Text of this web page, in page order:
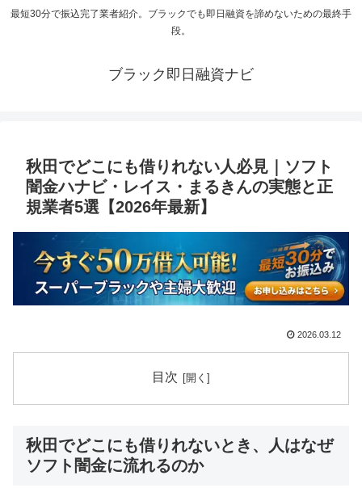
最短30分で振込完了業者紹介。ブラックでも即日融資を諦めないための最終手
段。
ブラック即日融資ナビ
秋田でどこにも借りれない人必見｜ソフト
闇金ハナビ・レイス・まるきんの実態と正
規業者5選【2026年最新】
2026.03.12
目次
秋田でどこにも借りれないとき、人はなぜ
ソフト闇金に流れるのか